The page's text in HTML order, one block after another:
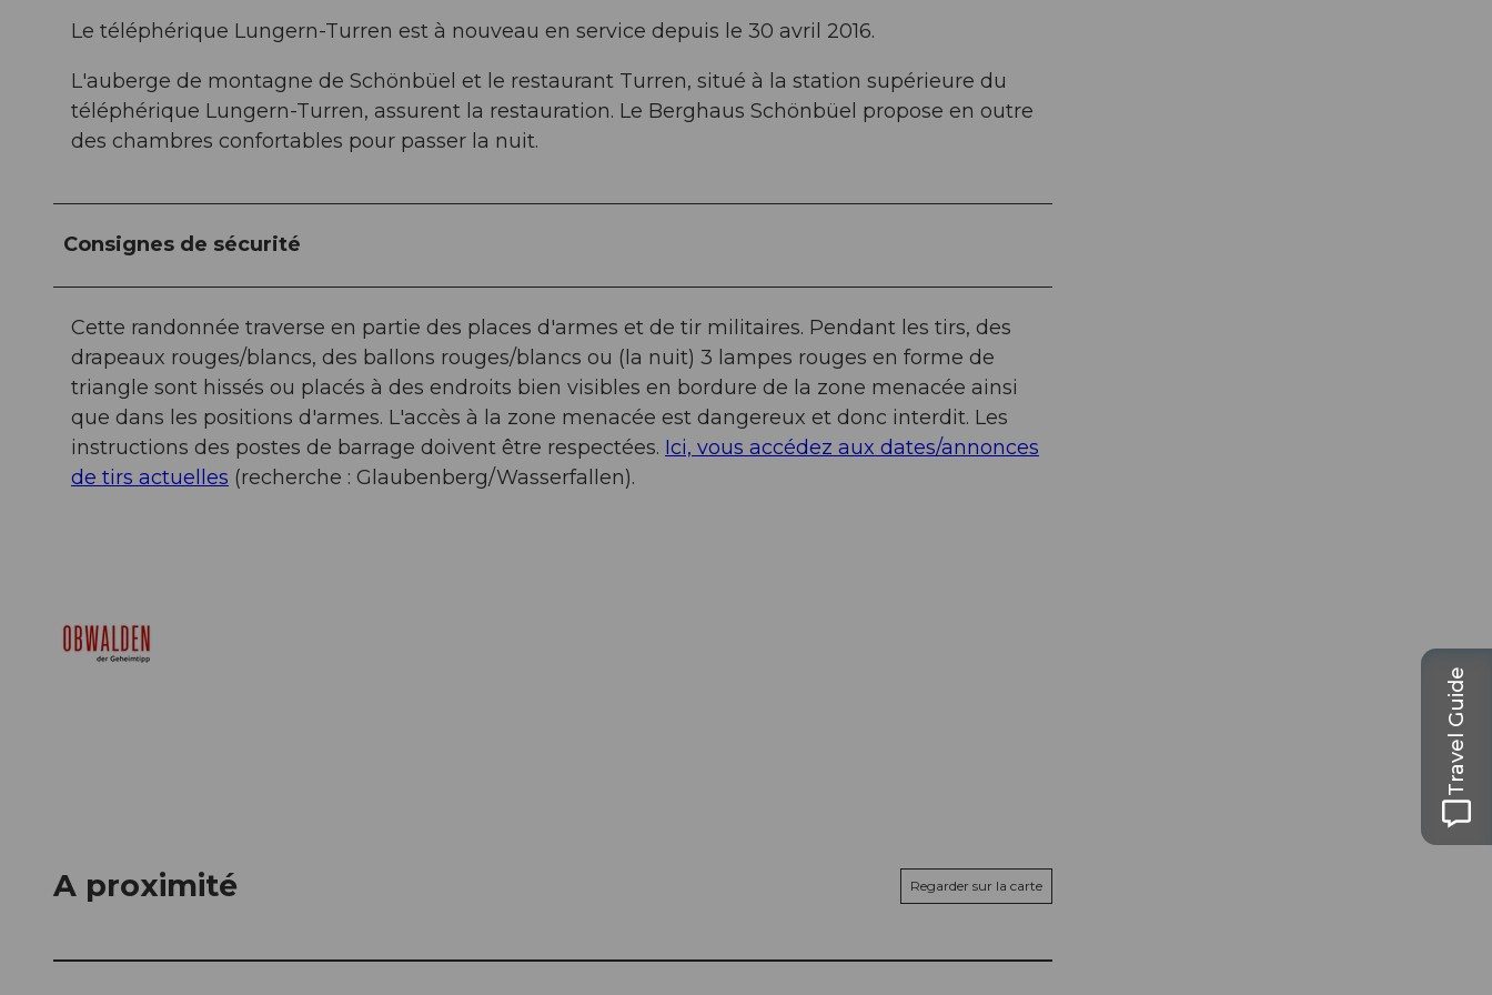
Le téléphérique Lungern-Turren est à nouveau en service depuis le 30 avril 2016.
L'auberge de montagne de Schönbüel et le restaurant Turren, situé à la station supérieure du
téléphérique Lungern-Turren, assurent la restauration. Le Berghaus Schönbüel propose en outre
des chambres confortables pour passer la nuit.
Consignes de sécurité
Cette randonnée traverse en partie des places d'armes et de tir militaires. Pendant les tirs, des
drapeaux rouges/blancs, des ballons rouges/blancs ou (la nuit) 3 lampes rouges en forme de
triangle sont hissés ou placés à des endroits bien visibles en bordure de la zone menacée ainsi
que dans les positions d'armes. L'accès à la zone menacée est dangereux et donc interdit. Les
instructions des postes de barrage doivent être respectées. Ici, vous accédez aux dates/annonces
de tirs actuelles (recherche : Glaubenberg/Wasserfallen).
A proximité Regarder sur la carte
Travel Guide